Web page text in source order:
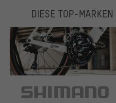
DIESE TOP-